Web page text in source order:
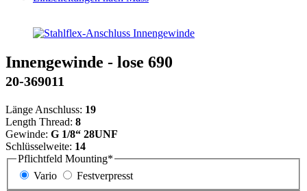
Innengewinde - lose 690
20-369011
Länge Anschluss: 19
Length Thread: 8
Gewinde: G 1/8“ 28UNF
Schlüsselweite: 14
Pflichtfeld Mounting*
Vario
Festverpresst